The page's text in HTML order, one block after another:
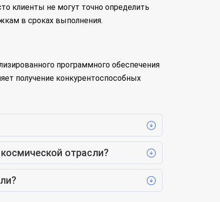
клиенты не могут точно определить
в сроках выполнения.
программного обеспечения
получение конкурентоспособных
отрасли?